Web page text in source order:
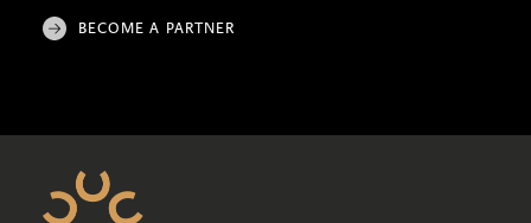
BECOME A PARTNER